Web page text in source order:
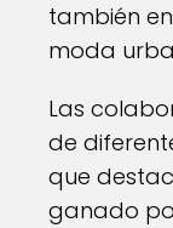
también
moda
Las
de
que
ganado